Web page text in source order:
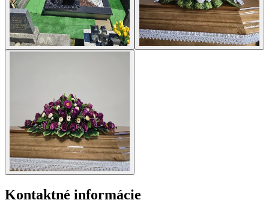
Kontaktné informácie